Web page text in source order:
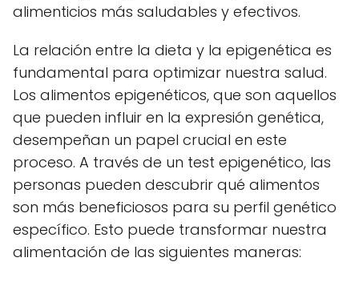
alimenticios más saludables y efectivos.
La relación entre la dieta y la epigenética es
fundamental para optimizar nuestra salud.
Los alimentos epigenéticos, que son aquellos
que pueden influir en la expresión genética,
desempeñan un papel crucial en este
proceso. A través de un test epigenético, las
personas pueden descubrir qué alimentos
son más beneficiosos para su perfil genético
específico. Esto puede transformar nuestra
alimentación de las siguientes maneras: